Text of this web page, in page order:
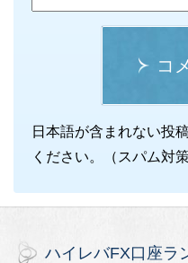
コ
日本語が含まれない投
ください。（スパム対策
ハイレバFX口座ラ